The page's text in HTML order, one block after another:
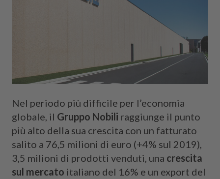
Nel periodo più difficile per l’economia
globale, il Gruppo Nobili raggiunge il punto
più alto della sua crescita con un fatturato
salito a 76,5 milioni di euro (+4% sul 2019),
3,5 milioni di prodotti venduti, una crescita
sul mercato italiano del 16% e un export del